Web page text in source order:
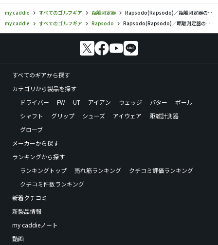
my caddie すべてのゴルフギア 距離測定器
Rapsodo(Rapsodo)／距離測定器の口コミ評価
my caddie
すべてのゴルフギア Rapsodo Rapsodo(Rapsodo)／距離測定器の口コミ評価
すべてのギアから探す
カテゴリから製品を探す
ドライバー
FW UT アイアン ウェッジ パター
ボール
シャフト
グリップ シューズ アイウェア
距離計測器
グローブ
メーカーから探す
ランキングから探す
ランキングトップ
売れ筋ランキング
クチコミ評価ランキング
クチコミ件数ランキング
新着クチコミ
新製品情報
my caddieノート
動画